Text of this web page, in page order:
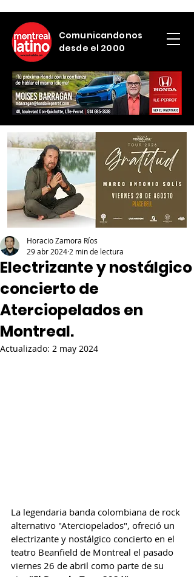
Comunicandonos
desde el 2000
Electrizante y nostálgico
concierto de
Aterciopelados en
Montreal.
Horacio Zamora Ríos
29 abr 2024 2 min de lectura
Actualizado: 2 may 2024
La legendaria banda colombiana de rock
alternativo "Aterciopelados", ofreció un
electrizante y nostálgico concierto en el
teatro Beanfield de Montreal el pasado
viernes 26 de abril como parte de su